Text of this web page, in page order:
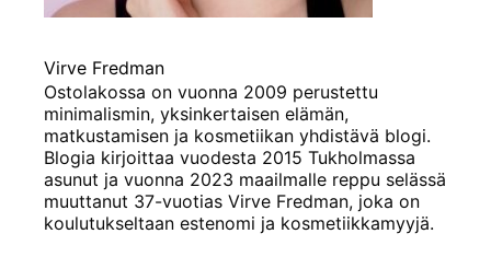
Virve Fredman
Ostolakossa on vuonna 2009 perustettu
minimalismin, yksinkertaisen elämän,
matkustamisen ja kosmetiikan yhdistävä blogi.
Blogia kirjoittaa vuodesta 2015 Tukholmassa
asunut ja vuonna 2023 maailmalle reppu selässä
muuttanut 37-vuotias Virve Fredman, joka on
koulutukseltaan estenomi ja kosmetiikkamyyjä.